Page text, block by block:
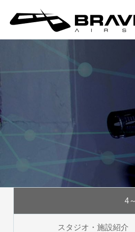
4
スタジオ・施設紹介